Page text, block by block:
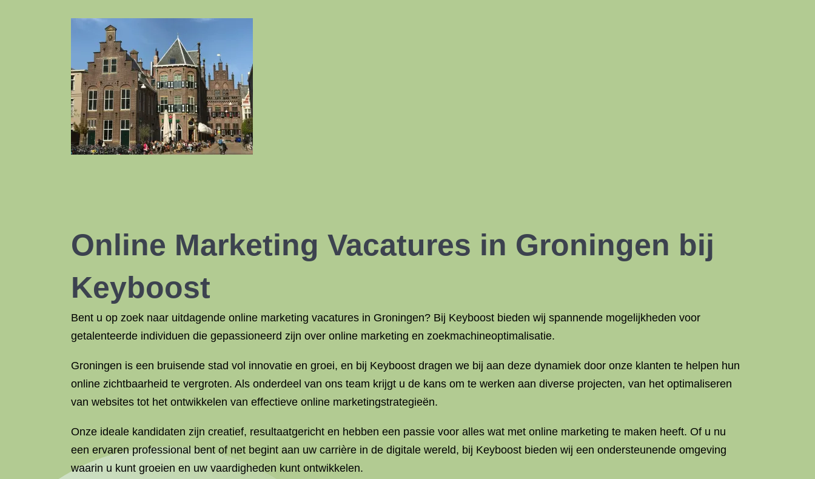
Online Marketing Vacatures in Groningen bij
Keyboost
Bent u op zoek naar uitdagende online marketing vacatures in Groningen? Bij Keyboost bieden wij spannende mogelijkheden voor
getalenteerde individuen die gepassioneerd zijn over online marketing en zoekmachineoptimalisatie.
Groningen is een bruisende stad vol innovatie en groei, en bij Keyboost dragen we bij aan deze dynamiek door onze klanten te helpen hun
online zichtbaarheid te vergroten. Als onderdeel van ons team krijgt u de kans om te werken aan diverse projecten, van het optimaliseren
van websites tot het ontwikkelen van effectieve online marketingstrategieën.
Onze ideale kandidaten zijn creatief, resultaatgericht en hebben een passie voor alles wat met online marketing te maken heeft. Of u nu
een ervaren professional bent of net begint aan uw carrière in de digitale wereld, bij Keyboost bieden wij een ondersteunende omgeving
waarin u kunt groeien en uw vaardigheden kunt ontwikkelen.